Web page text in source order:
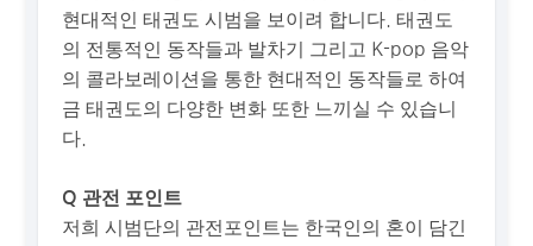
현대적인 태권도 시범을 보이려 합니다. 태권도
의 전통적인 동작들과 발차기 그리고 K-pop 음악
의 콜라보레이션을 통한 현대적인 동작들로 하여
금 태권도의 다양한 변화 또한 느끼실 수 있습니
다.
Q 관전 포인트
저희 시범단의 관전포인트는 한국인의 혼이 담긴